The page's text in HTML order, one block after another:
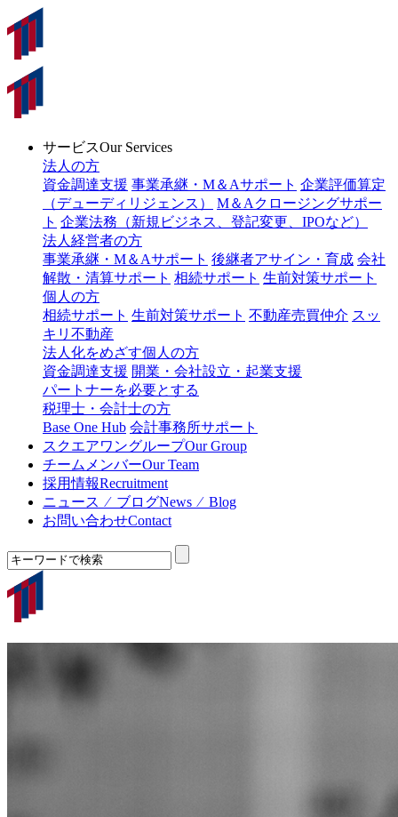
サービスOur Services
法人の方
資金調達支援 事業承継・M＆Aサポート 企業評価算定
（デューディリジェンス）
M＆Aクロージングサポー
ト 企業法務（新規ビジネス、登記変更、IPOなど）
法人経営者の方
事業承継・M＆Aサポート 後継者アサイン・育成 会社
解散・清算サポート 相続サポート 生前対策サポート
個人の方
相続サポート 生前対策サポート 不動産売買仲介 スッ
キリ不動産
法人化をめざす個人の方
資金調達支援 開業・会社設立・起業支援
パートナーを必要とする
税理士・会計士の方
Base One Hub 会計事務所サポート
スクエアワングループOur Group
チームメンバーOur Team
採用情報Recruitment
ニュース ⁄ ブログNews ⁄ Blog
お問い合わせContact